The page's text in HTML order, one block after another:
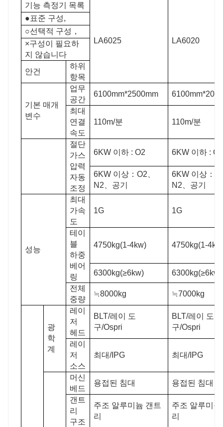
기능 측정기 목록
LA6025 LA6020
●표준 구성,
○선택적 구성，
×구성이 필요하
지 않습니다
안건
하위
항목
기본 매개
변수
업무
공간
6100mm*2500mm
최대
연결
속도
110m/분 110m/분
절단
가스
압력
자동
조정
6KW 이하 : O2 6KW 이하 : O2
6KW 이상：O2、
N2、공기
6KW 이상：
N2、공기
성능
최대
가속
도
1G 1G
테이
블
하중
베어
링
4750kg(1-4kw) 4750kg(1-
6300kg(≥6kw)
6300kg(≥6kw)
전체
중량
≒8000kg ≒7000kg
광
학
계
레이
저
헤드
BLT/레이 도
구/Ospri
BLT/레이 도
구/Ospri
레이
저
소스
최대/IPG 최대/IPG
머신
베드
용접된 침대
용접된 침대
갠트
리
구조
주조 알루미늄 갠트
리
주조 알루미
리